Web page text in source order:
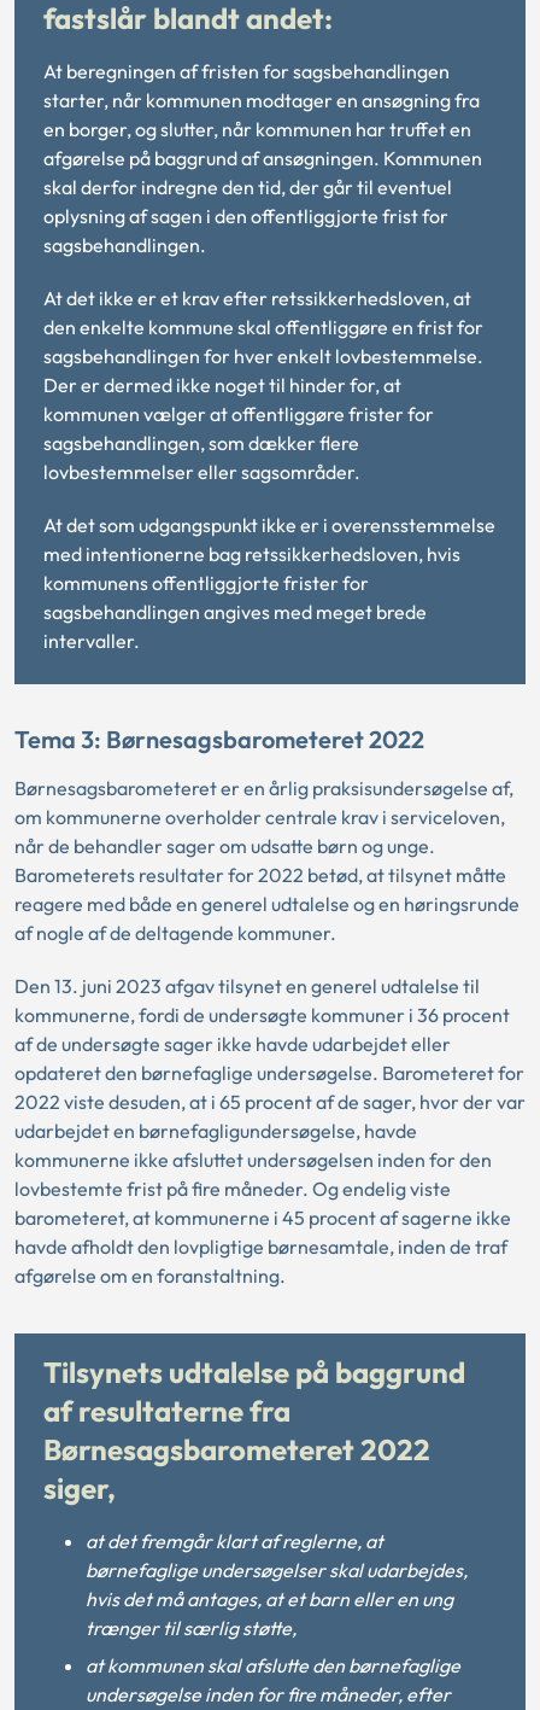
fastslår blandt andet:
At beregningen af fristen for sagsbehandlingen
starter, når kommunen modtager en ansøgning fra
en borger, og slutter, når kommunen har truffet en
afgørelse på baggrund af ansøgningen. Kommunen
skal derfor indregne den tid, der går til eventuel
oplysning af sagen i den offentliggjorte frist for
sagsbehandlingen.
At det ikke er et krav efter retssikkerhedsloven, at
den enkelte kommune skal offentliggøre en frist for
sagsbehandlingen for hver enkelt lovbestemmelse.
Der er dermed ikke noget til hinder for, at
kommunen vælger at offentliggøre frister for
sagsbehandlingen, som dækker flere
lovbestemmelser eller sagsområder.
At det som udgangspunkt ikke er i overensstemmelse
med intentionerne bag retssikkerhedsloven, hvis
kommunens offentliggjorte frister for
sagsbehandlingen angives med meget brede
intervaller.
Tema 3: Børnesagsbarometeret 2022
Børnesagsbarometeret er en årlig praksisundersøgelse af,
om kommunerne overholder centrale krav i serviceloven,
når de behandler sager om udsatte børn og unge.
Barometerets resultater for 2022 betød, at tilsynet måtte
reagere med både en generel udtalelse og en høringsrunde
af nogle af de deltagende kommuner.
Den 13. juni 2023 afgav tilsynet en generel udtalelse til
kommunerne, fordi de undersøgte kommuner i 36 procent
af de undersøgte sager ikke havde udarbejdet eller
opdateret den børnefaglige undersøgelse. Barometeret for
2022 viste desuden, at i 65 procent af de sager, hvor der var
udarbejdet en børnefagligundersøgelse, havde
kommunerne ikke afsluttet undersøgelsen inden for den
lovbestemte frist på fire måneder. Og endelig viste
barometeret, at kommunerne i 45 procent af sagerne ikke
havde afholdt den lovpligtige børnesamtale, inden de traf
afgørelse om en foranstaltning.
Tilsynets udtalelse på baggrund
af resultaterne fra
Børnesagsbarometeret 2022
siger,
at det fremgår klart af reglerne, at
børnefaglige undersøgelser skal udarbejdes,
hvis det må antages, at et barn eller en ung
trænger til særlig støtte,
at kommunen skal afslutte den børnefaglige
undersøgelse inden for fire måneder, efter